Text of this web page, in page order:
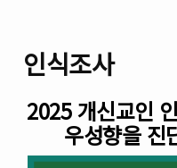
인식조사
2025 개신교인
우성향을 진